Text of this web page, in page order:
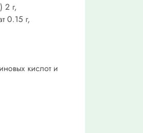
2 г,
0.15 г,
кислот и